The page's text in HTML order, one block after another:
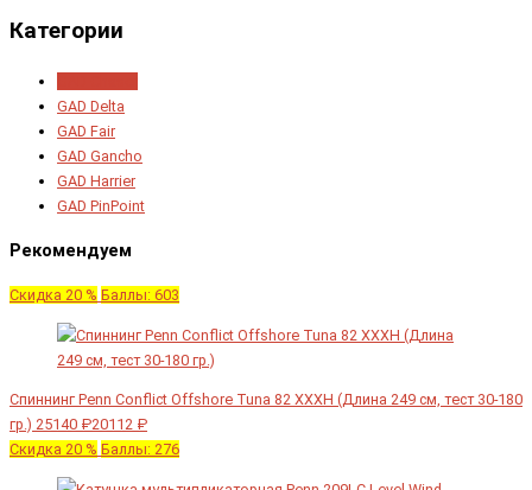
Категории
GAD Delta
GAD Fair
GAD Gancho
GAD Harrier
GAD PinPoint
Рекомендуем
Скидка 20 % Баллы: 603
Спиннинг Penn Conflict Offshore Tuna 82 XXXH (Длина 249 см, тест 30-180
гр.) 25140 ₽20112 ₽
Скидка 20 % Баллы: 276